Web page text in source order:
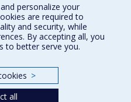
personalize your
are required to
and security, while
By accepting all, you
to better serve you.
>
all